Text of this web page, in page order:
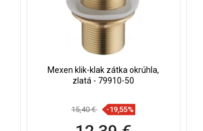
Mexen klik-klak zátka okrúhla,
zlatá - 79910-50
15,40 € -19,55%